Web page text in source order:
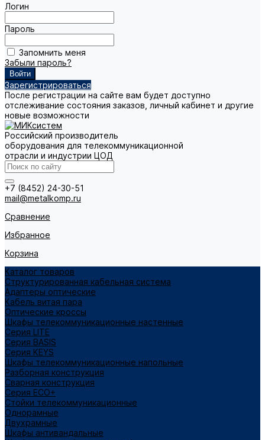
Логин
Пароль
Запомнить меня
Забыли пароль?
Зарегистрироваться
После регистрации на сайте вам будет доступно
отслеживание состояния заказов, личный кабинет и другие
новые возможности
Российский производитель
оборудования для телекоммуникационной
отрасли и индустрии ЦОД
+7 (8452) 24-30-51
mail@metalkomp.ru
Сравнение
Избранное
Корзина
Каталог товаров
Структурированная кабельная система
Адаптеры оптические
Кабель витая пара
Оптические кроссы
Шкафы телекоммуникационные настенные
Cерия LITE
Cерия BASIS
Cерия KEYS
Шкафы телекоммуникационные напольные
Разборная конструкция
Сварная конструкция
Серия ECO+
Стойки телекоммуникационные
Однорамные
Двухрамные
Шкафы антивандальные